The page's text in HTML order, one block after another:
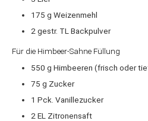
175 g Weizenmehl
2gestr. TLBackpulver
Für die Himbeer-Sahne Füllung
550 g Himbeeren (frisch oder
75 g Zucker
1 Pck. Vanillezucker
2EL Zitronensaft